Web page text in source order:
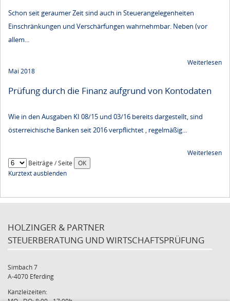
Schon seit geraumer Zeit sind auch in Steuerangelegenheiten
Einschränkungen und Verschärfungen wahrnehmbar. Neben (vor
allem...
Weiterlesen
Mai 2018
Prüfung durch die Finanz aufgrund von Kontodaten
Wie in den Ausgaben KI 08/15 und 03/16 bereits dargestellt, sind
österreichische Banken seit 2016 verpflichtet , regelmäßig...
Weiterlesen
Beiträge / Seite
Kurztext ausblenden
HOLZINGER & PARTNER
STEUERBERATUNG UND WIRTSCHAFTSPRÜFUNG
Simbach 7
A-4070 Eferding
Kanzleizeiten:
MO - DO: 8:00 - 17:00h